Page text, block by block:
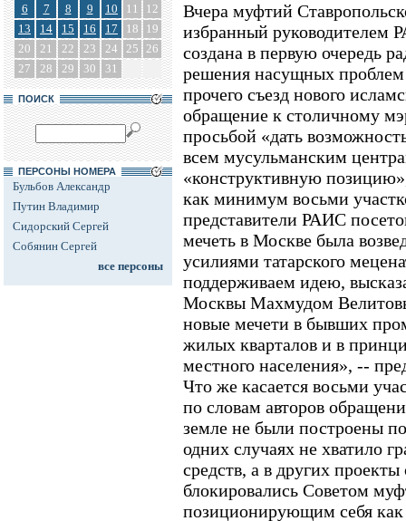
6
7 8 9 10 11
12
13
14 15 16 17 18
19
20
21 22 23 24 25 26
27
28 29 30 31
ПОИСК
ПЕРСОНЫ НОМЕРА
Бульбов Александр
Путин Владимир
Сидорский Сергей
Собянин Сергей
все персоны
Вчера муфтий
избранный руководителем
создана в первую очередь
решения насущных
прочего съезд нового
обращение к столичному
просьбой «дать
всем мусульманским
«конструктивную
как минимум восьми
представители РАИС
мечеть в Москве была
усилиями татарского
поддерживаем идею,
Москвы Махмудом
новые мечети в бывших
жилых кварталов и в
местного населения», --
Что же касается восьми
по словам авторов
земле не были построены
одних случаях не хватило
средств, а в других
блокировались Советом
позиционирующим себя